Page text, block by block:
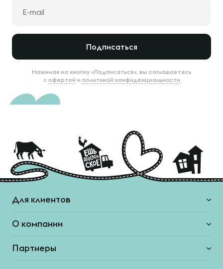
Подписаться
Нажимая на кнопку «Подписаться», вы соглашаетесь
с офертой и политикой конфиденциальности
Для клиентов
О компании
Партнеры